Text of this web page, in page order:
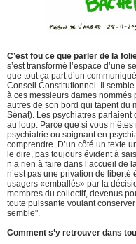
C’est fou ce que parler de la
s’est transformé l’espace d’une
que tout ça part d’un
Conseil Constitutionnel. Il
à ces messieurs dames
autres de son bord qui tapent du
Sénat). Les psychiatres
au loup. Parce que si vous
psychiatrie ou soignant en
comprendre. D’un côté un texte
le dire, pas toujours évident à
n’a rien à faire dans l’accueil de
n’est pas une privation de liberté
usagers «emballés» par la
membres du collectif, devenus
toute puissante voulant
semble".
Comment s’y retrouver dans